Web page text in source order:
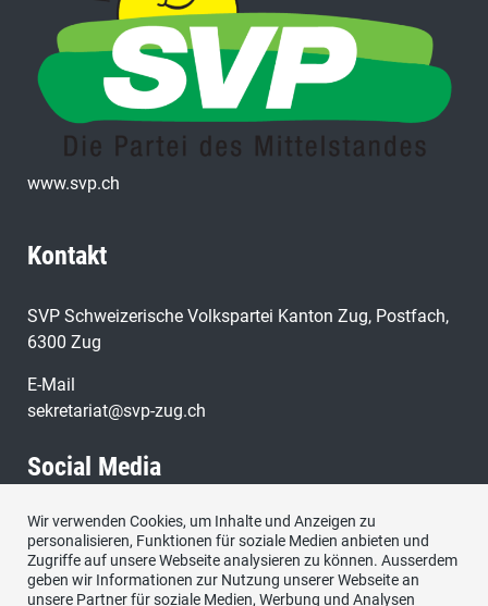
www.svp.ch
Kontakt
SVP Schweizerische Volkspartei Kanton Zug, Postfach,
6300 Zug
E-Mail
sekretariat@svp-zug.ch
Social Media
Besuchen Sie uns bei:
Wir verwenden Cookies, um Inhalte und Anzeigen zu
personalisieren, Funktionen für soziale Medien anbieten und
Zugriffe auf unsere Webseite analysieren zu können. Ausserdem
geben wir Informationen zur Nutzung unserer Webseite an
unsere Partner für soziale Medien, Werbung und Analysen